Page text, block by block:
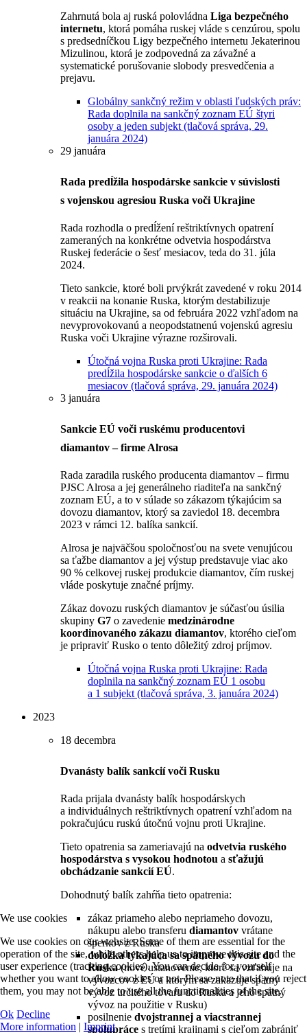
Zahrnutá bola aj ruská polovládna Liga bezpečného
internetu, ktorá pomáha ruskej vláde s cenzúrou, spolu
s predsedníčkou Ligy bezpečného internetu Jekaterinou
Mizulinou, ktorá je zodpovedná za závažné a
systematické porušovanie slobody presvedčenia a
prejavu.
Globálny sankčný režim v oblasti ľudských práv:
Rada doplnila na sankčný zoznam EÚ štyri
osoby a jeden subjekt (tlačová správa, 29.
januára 2024)
29 januára
Rada predĺžila hospodárske sankcie v súvislosti
s vojenskou agresiou Ruska voči Ukrajine
Rada rozhodla o predĺžení reštriktívnych opatrení
zameraných na konkrétne odvetvia hospodárstva
Ruskej federácie o šesť mesiacov, teda do 31. júla
2024.
Tieto sankcie, ktoré boli prvýkrát zavedené v roku 2014
v reakcii na konanie Ruska, ktorým destabilizuje
situáciu na Ukrajine, sa od februára 2022 vzhľadom na
nevyprovokovanú a neopodstatnenú vojenskú agresiu
Ruska voči Ukrajine výrazne rozširovali.
Útočná vojna Ruska proti Ukrajine: Rada
predĺžila hospodárske sankcie o ďalších 6
mesiacov (tlačová správa, 29. januára 2024)
3 januára
Sankcie EÚ voči ruskému producentovi
diamantov – firme Alrosa
Rada zaradila ruského producenta diamantov – firmu
PJSC Alrosa a jej generálneho riaditeľa na sankčný
zoznam EÚ, a to v súlade so zákazom týkajúcim sa
dovozu diamantov, ktorý sa zaviedol 18. decembra
2023 v rámci 12. balíka sankcií.
Alrosa je najväčšou spoločnosťou na svete venujúcou
sa ťažbe diamantov a jej výstup predstavuje viac ako
90 % celkovej ruskej produkcie diamantov, čím ruskej
vláde poskytuje značné príjmy.
Zákaz dovozu ruských diamantov je súčasťou úsilia
skupiny G7 o zavedenie medzinárodne
koordinovaného zákazu diamantov, ktorého cieľom
je pripraviť Rusko o tento dôležitý zdroj príjmov.
Útočná vojna Ruska proti Ukrajine: Rada
doplnila na sankčný zoznam EÚ 1 osobu
a 1 subjekt (tlačová správa, 3. januára 2024)
2023
18 decembra
Dvanásty balík sankcií voči Rusku
Rada prijala dvanásty balík hospodárskych
a individuálnych reštriktívnych opatrení vzhľadom na
pokračujúcu ruskú útočnú vojnu proti Ukrajine.
Tieto opatrenia sa zameriavajú na odvetvia ruského
hospodárstva s vysokou hodnotou a sťažujú
obchádzanie sankcií EÚ.
Dohodnutý balík zahŕňa tieto opatrenia:
zákaz priameho alebo nepriameho dovozu,
nákupu alebo transferu diamantov vrátane
šperkov z Ruska
doložka týkajúca sa spätného vývozu do
Ruska(nové ustanovenie, ktoré sa vzťahuje na
vývozcov z EÚ a ktorým sa zakazuje spätný
vývoz určitého tovaru do Ruska a jeho spätný
vývoz na použitie v Rusku)
posilnenie dvojstrannej a viacstrannej
spolupráce s tretími krajinami s cieľom zabrániť
We use cookies
We use cookies on our website. Some of them are essential for the
operation of the site, while others help us to improve this site and the
user experience (tracking cookies). You can decide for yourself
whether you want to allow cookies or not. Please note that if you reject
them, you may not be able to use all the functionalities of the site.
Ok Decline
More information | Imprint